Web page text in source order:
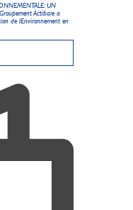
UN
Actibaie a
de lEnvironnement en